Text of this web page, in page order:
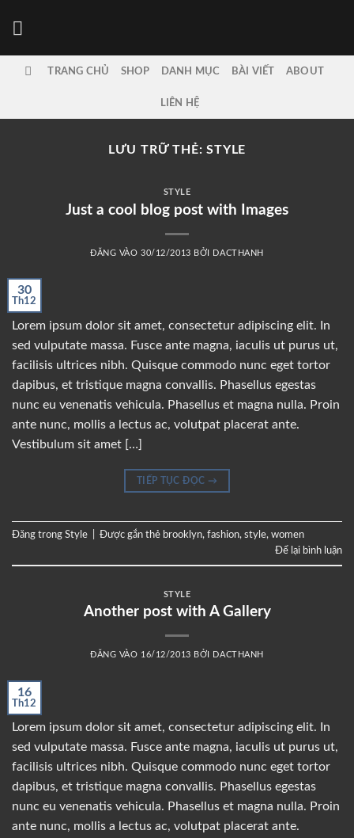
dung
TRANG CHỦ SHOP DANH MỤC BÀI VIẾT ABOUT
LIÊN HỆ
LƯU TRỮ THẺ:STYLE
STYLE
Just a cool blog post with Images
ĐĂNG VÀO30/12/2013 BỞI DACTHANH
30
Th12
Lorem ipsum dolor sit amet, consectetur adipiscing elit. In
sed vulputate massa. Fusce ante magna, iaculis ut purus ut,
facilisis ultrices nibh. Quisque commodo nunc eget tortor
dapibus, et tristique magna convallis. Phasellus egestas
nunc eu venenatis vehicula. Phasellus et magna nulla. Proin
ante nunc, mollis a lectus ac, volutpat placerat ante.
Vestibulum sit amet […]
TIẾP TỤC ĐỌC →
Đăng trong Style Được gắn thẻ brooklyn, fashion, style, women
Để lại bình luận
STYLE
Another post with A Gallery
ĐĂNG VÀO 16/12/2013 BỞI DACTHANH
16
Th12
Lorem ipsum dolor sit amet, consectetur adipiscing elit. In
sed vulputate massa. Fusce ante magna, iaculis ut purus ut,
facilisis ultrices nibh. Quisque commodo nunc eget tortor
dapibus, et tristique magna convallis. Phasellus egestas
nunc eu venenatis vehicula. Phasellus et magna nulla. Proin
ante nunc, mollis a lectus ac, volutpat placerat ante.